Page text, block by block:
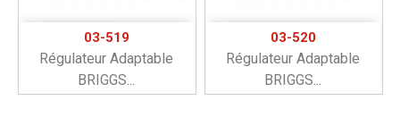
03-519
Régulateur Adaptable
BRIGGS...
03-520
Régulateur Adaptable
BRIGGS...